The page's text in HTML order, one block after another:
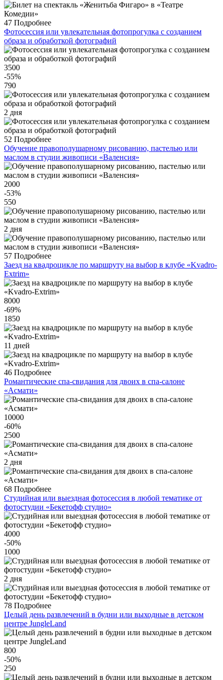
47 Подробнее
Фотосессия или увлекательная фотопрогулка с созданием
образа и обработкой фотографий
3500
-55%
790
2 дня
52 Подробнее
Обучение правополушарному рисованию, пастелью или
маслом в студии живописи «Валенсия»
2000
-53%
550
2 дня
57 Подробнее
Заезд на квадроцикле по маршруту на выбор в клубе «Kvadro-
Extrim»
8000
-69%
1850
11 дней
46 Подробнее
Романтические спа-свидания для двоих в спа-салоне
«Асмати»
10000
-60%
2500
2 дня
68 Подробнее
Студийная или выездная фотосессия в любой тематике от
фотостудии «Бекетофф студио»
4000
-50%
1000
2 дня
78 Подробнее
Целый день развлечений в будни или выходные в детском
центре JungleLand
800
-50%
250